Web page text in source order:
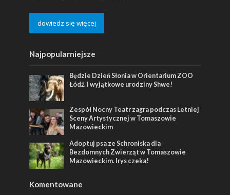
dowiedz się więcej
Najpopularniejsze
Będzie Dzień Słonia w Orientarium ZOO
Łódź. I wyjątkowe urodziny Shwe!
Zespół Nocny Teatr zagra podczas Letniej
Sceny Artystycznej w Tomaszowie
Mazowieckim
Adoptuj psa ze Schroniska dla
Bezdomnych Zwierząt w Tomaszowie
Mazowieckim. Irys czeka!
Komentowane